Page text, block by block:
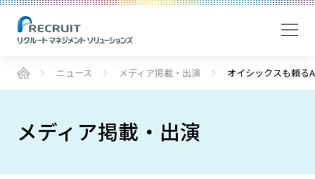
ニュース メディア掲載・出演 オイシックスも頼
メディア掲載・出演